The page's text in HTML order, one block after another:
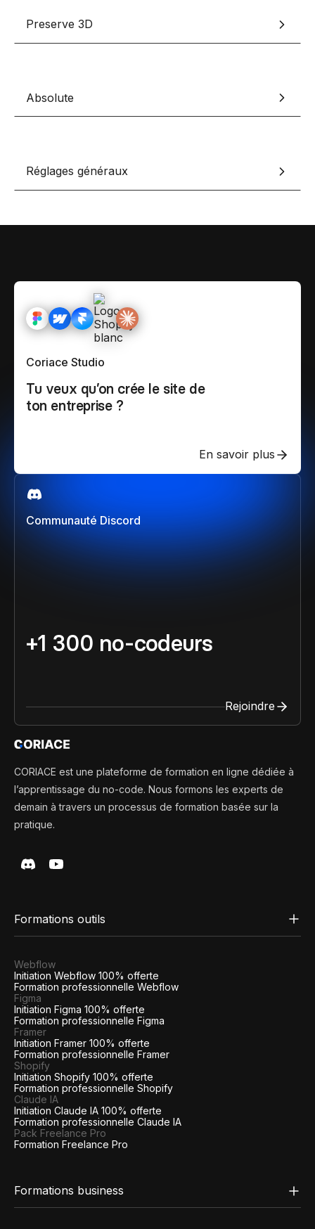
Scripts Webflow
Ressources & actualités
L'histoire de Coriace
Preserve 3D
Absolute
Réglages généraux
Communauté Discord
+1 300 no-codeurs
Rejoindre
Coriace Studio
Tu veux qu’on crée le site de
ton entreprise ?
En savoir plus
CORIACE est une plateforme de formation en ligne dédiée à
l’apprentissage du no-code. Nous formons les experts de
demain à travers un processus de formation basée sur la
pratique.
Formations outils
Webflow
Initiation Webflow 100% offerte
Formation professionnelle Webflow
Figma
Initiation Figma 100% offerte
Formation professionnelle Figma
Framer
Initiation Framer 100% offerte
Formation professionnelle Framer
Shopify
Initiation Shopify 100% offerte
Formation professionnelle Shopify
Claude IA
Initiation Claude IA 100% offerte
Formation professionnelle Claude IA
Pack Freelance Pro
Formation Freelance Pro
Formations business